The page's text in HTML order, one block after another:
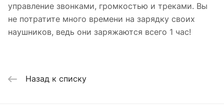
управление звонками, громкостью и треками. Вы
не потратите много времени на зарядку своих
наушников, ведь они заряжаются всего 1 час!
Назад к списку